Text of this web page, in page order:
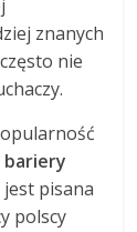
znanych
nie
bariery
pisana
polscy